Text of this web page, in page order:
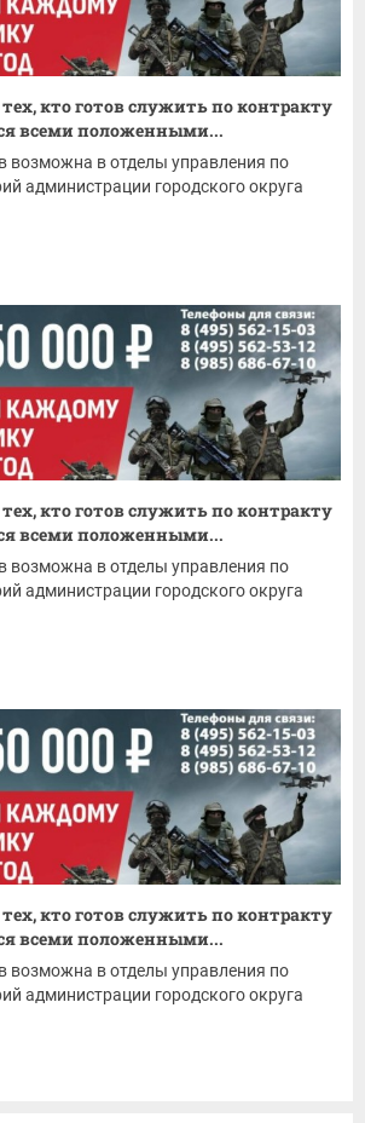
кто готов служить по контракту
всеми положенными...
возможна в отделы управления по
администрации городского округа
кто готов служить по контракту
всеми положенными...
возможна в отделы управления по
администрации городского округа
кто готов служить по контракту
всеми положенными...
возможна в отделы управления по
администрации городского округа